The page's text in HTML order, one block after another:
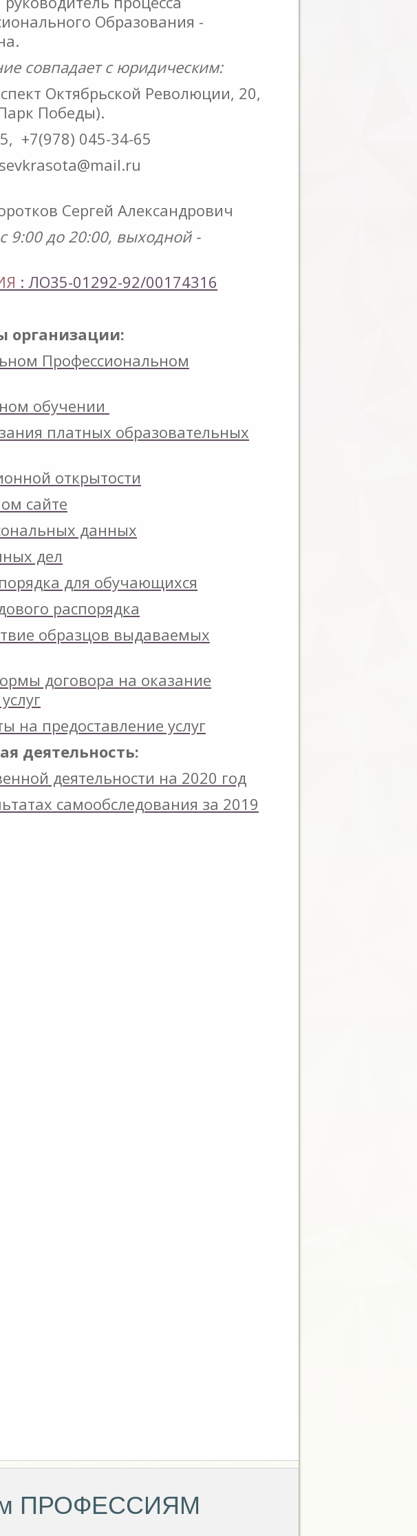
Образования -
совпадает с юридическим:
Октябрьской Революции, 20,
Победы).
+7(978) 045-34-65
Сергей Александрович
9:00 до 20:00, выходной -
: ЛО35-01292-92/00174316
организации:
Профессиональном
обучении
платных образовательных
открытости
сайте
данных
дел
для обучающихся
распорядка
образцов выдаваемых
договора на оказание
на предоставление услуг
деятельность:
деятельности на 2020 год
самообследования за 2019
ПРОФЕССИЯМ